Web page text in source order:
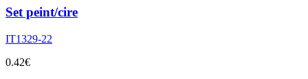
Set peint/cire
IT1329-22
0.42€